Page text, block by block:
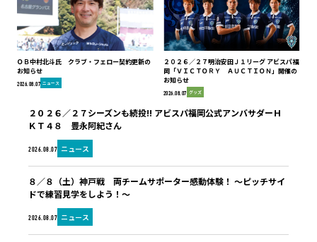
ＯＢ中村北斗氏 クラブ・フェロー契約更新の
お知らせ
2026.08.07 ニュース
２０２６／２７明治安田Ｊ１リーグ アビスパ福
岡「ＶＩＣＴＯＲＹ ＡＵＣＴＩＯＮ」開催の
お知らせ
2026.08.07 グッズ
2026.08.07 ニュース
２０２６／２７シーズンも続投!! アビスパ福岡公式アンバサダーＨ
ＫＴ４８ 豊永阿紀さん
2026.08.07 ニュース
８／８（土）神戸戦 両チームサポーター感動体験！ ～ピッチサイ
ドで練習見学をしよう！～